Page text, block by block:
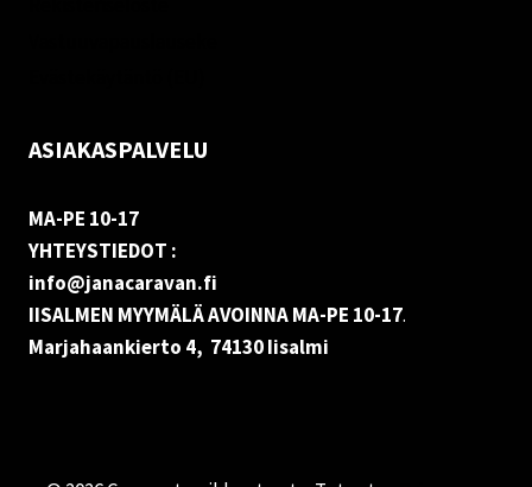
ASIAKASPALVELU
MA-PE 10-17
YHTEYSTIEDOT :
info@janacaravan.fi
IISALMEN MYYMÄLÄ AVOINNA MA-PE 10-17.
Marjahaankierto 4, 74130 Iisalmi